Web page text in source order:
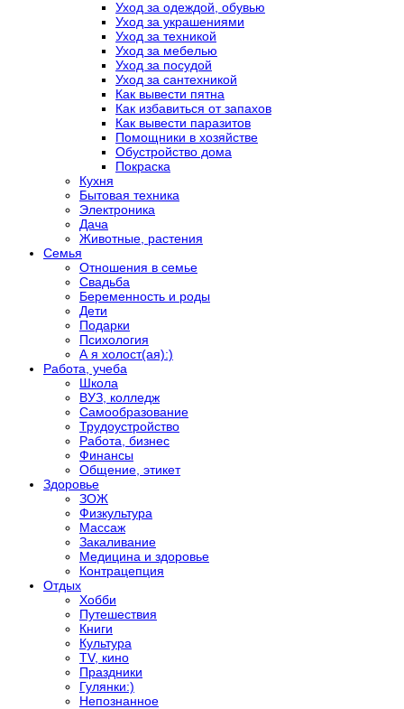
Уход за одеждой, обувью
Уход за украшениями
Уход за техникой
Уход за мебелью
Уход за посудой
Уход за сантехникой
Как вывести пятна
Как избавиться от запахов
Как вывести паразитов
Помощники в хозяйстве
Обустройство дома
Покраска
Кухня
Бытовая техника
Электроника
Дача
Животные, растения
Семья
Отношения в семье
Свадьба
Беременность и роды
Дети
Подарки
Психология
А я холост(ая):)
Работа, учеба
Школа
ВУЗ, колледж
Самообразование
Трудоустройство
Работа, бизнес
Финансы
Общение, этикет
Здоровье
ЗОЖ
Физкультура
Массаж
Закаливание
Медицина и здоровье
Контрацепция
Отдых
Хобби
Путешествия
Книги
Культура
TV, кино
Праздники
Гулянки:)
Непознанное